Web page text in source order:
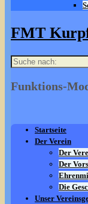
FMT
Suche
Funktions-
Startseite
Der Verein
Der
Der
Die
Unser